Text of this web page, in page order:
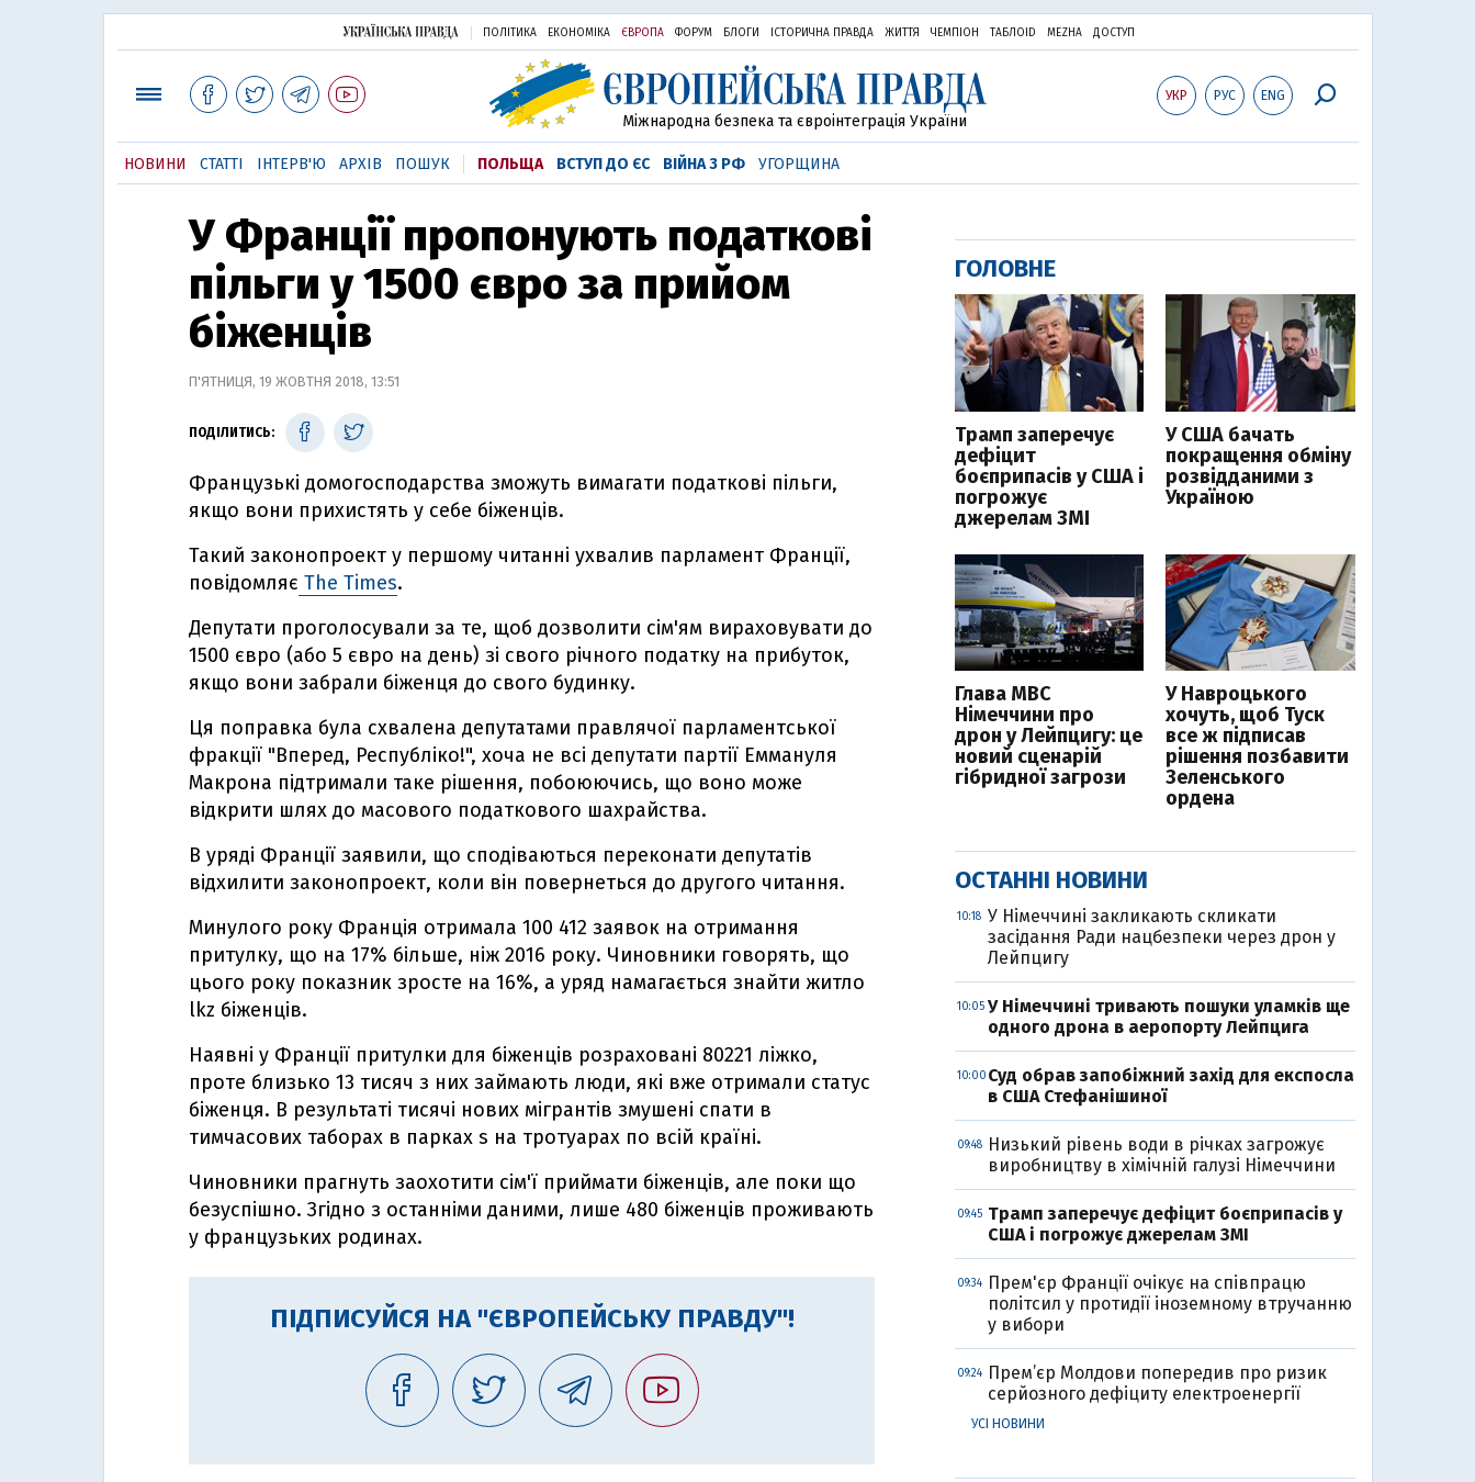
ПОЛІТИКА ЕКОНОМІКА ЄВРОПА ФОРУМ БЛОГИ ІСТОРИЧНА ПРАВДА ЖИТТЯ ЧЕМПІОН ТАБЛОID MEZHA ДОСТУП
УКР РУС ENG
Міжнародна безпека та євроінтеграція України
НОВИНИ СТАТТІ ІНТЕРВ'Ю АРХІВ ПОШУК ПОЛЬЩА ВСТУП ДО ЄС ВІЙНА З РФ УГОРЩИНА
У Франції пропонують податкові
пільги у 1500 євро за прийом
біженців
П'ЯТНИЦЯ, 19 ЖОВТНЯ 2018, 13:51
ПОДІЛИТИСЬ:
Французькі домогосподарства зможуть вимагати податкові пільги,
якщо вони прихистять у себе біженців.
Такий законопроект у першому читанні ухвалив парламент Франції,
повідомляє The Times.
Депутати проголосували за те, щоб дозволити сім'ям вираховувати до
1500 євро (або 5 євро на день) зі свого річного податку на прибуток,
якщо вони забрали біженця до свого будинку.
Ця поправка була схвалена депутатами правлячої парламентської
фракції "Вперед, Республіко!", хоча не всі депутати партії Еммануля
Макрона підтримали таке рішення, побоюючись, що воно може
відкрити шлях до масового податкового шахрайства.
В уряді Франції заявили, що сподіваються переконати депутатів
відхилити законопроект, коли він повернеться до другого читання.
Минулого року Франція отримала 100 412 заявок на отримання
притулку, що на 17% більше, ніж 2016 року. Чиновники говорять, що
цього року показник зросте на 16%, а уряд намагається знайти житло
lkz біженців.
Наявні у Франції притулки для біженців розраховані 80221 ліжко,
проте близько 13 тисяч з них займають люди, які вже отримали статус
біженця. В результаті тисячі нових мігрантів змушені спати в
тимчасових таборах в парках s на тротуарах по всій країні.
Чиновники прагнуть заохотити сім'ї приймати біженців, але поки що
безуспішно. Згідно з останніми даними, лише 480 біженців проживають
у французьких родинах.
ПІДПИСУЙСЯ НА "ЄВРОПЕЙСЬКУ ПРАВДУ"!
ГОЛОВНЕ
Трамп заперечує
дефіцит
боєприпасів у США і
погрожує
джерелам ЗМІ
У США бачать
покращення обміну
розвідданими з
Україною
Глава МВС
Німеччини про
дрон у Лейпцигу: це
новий сценарій
гібридної загрози
У Навроцького
хочуть, щоб Туск
все ж підписав
рішення позбавити
Зеленського
ордена
ОСТАННІ НОВИНИ
10:18 У Німеччині закликають скликати
засідання Ради нацбезпеки через дрон у
Лейпцигу
10:05 У Німеччині тривають пошуки уламків ще
одного дрона в аеропорту Лейпцига
10:00 Суд обрав запобіжний захід для експосла
в США Стефанішиної
09:48
Низький рівень води в річках загрожує
виробництву в хімічній галузі Німеччини
09:45 Трамп заперечує дефіцит боєприпасів у
США і погрожує джерелам ЗМІ
09:34
Прем'єр Франції очікує на співпрацю
політсил у протидії іноземному втручанню
у вибори
09:24
Прем’єр Молдови попередив про ризик
серйозного дефіциту електроенергії
УСІ НОВИНИ